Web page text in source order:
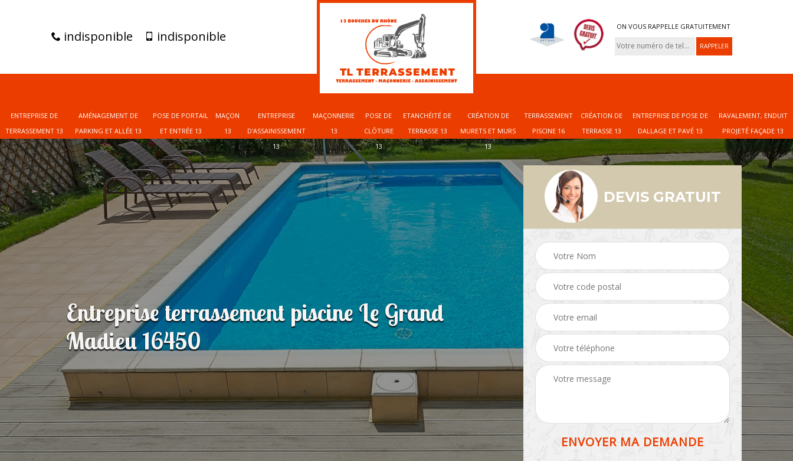
indisponible indisponible
ON VOUS RAPPELLE GRATUITEMENT
ENTREPRISE DE
TERRASSEMENT 13
AMÉNAGEMENT DE
PARKING ET ALLÉE 13
POSE DE PORTAIL
ET ENTRÉE 13
MAÇON
13
ENTREPRISE
D'ASSAINISSEMENT
13
MAÇONNERIE
13
POSE DE
CLÔTURE
13
ETANCHÉITÉ DE
TERRASSE 13
CRÉATION DE
MURETS ET MURS
13
TERRASSEMENT
PISCINE 16
CRÉATION DE
TERRASSE 13
ENTREPRISE DE POSE DE
DALLAGE ET PAVÉ 13
RAVALEMENT, ENDUIT
PROJETÉ FAÇADE 13
Entreprise terrassement piscine Le Grand
Madieu 16450
DEVIS GRATUIT